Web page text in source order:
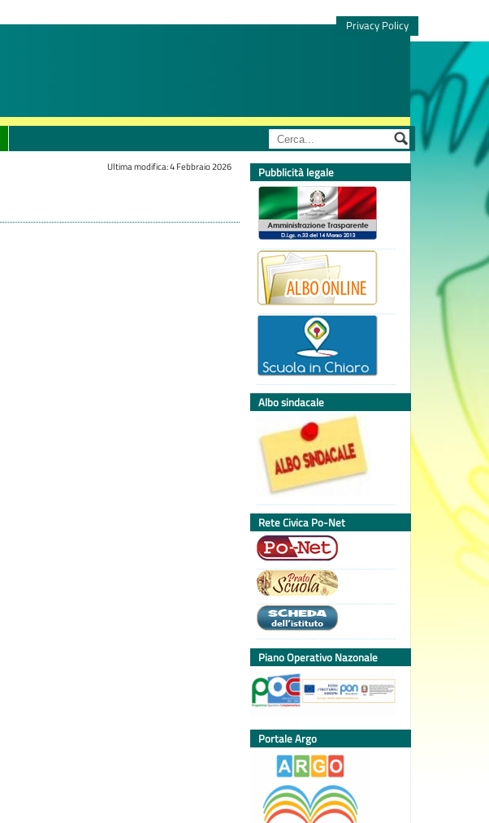
Privacy Policy
Ultima modifica: 4 Febbraio 2026 Pubblicità legale
Albo sindacale
Rete Civica Po-Net
Piano Operativo Nazonale
Portale Argo